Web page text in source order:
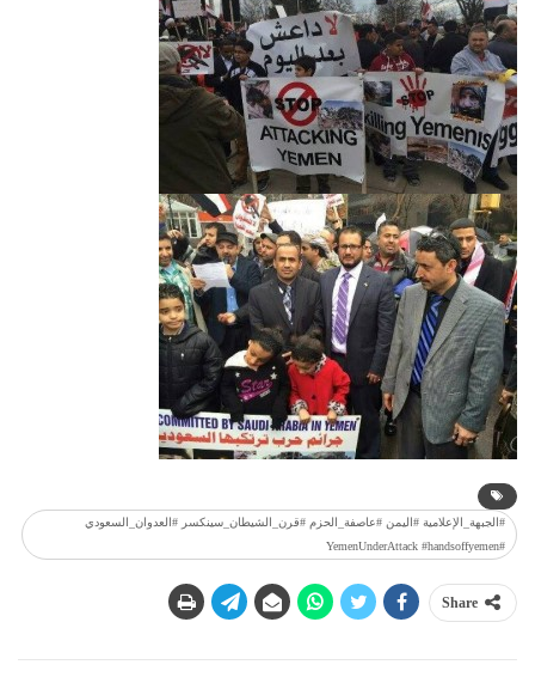
#الجبهة_الإعلامية #اليمن #عاصفة_الحزم #قرن_الشيطان_سينكسر #العدوان_السعودي
#YemenUnderAttack #handsoffyemen
Share